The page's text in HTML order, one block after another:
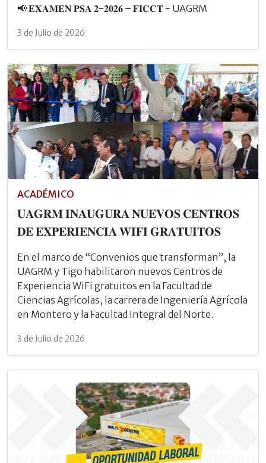
📢 𝐄𝐗𝐀𝐌𝐄𝐍 𝐏𝐒𝐀 𝟐-𝟐𝟎𝟐𝟔 – 𝐅𝐈𝐂𝐂𝐓 - UAGRM
3 de Julio de 2026
ACADÉMICO
𝐔𝐀𝐆𝐑𝐌 𝐈𝐍𝐀𝐔𝐆𝐔𝐑𝐀 𝐍𝐔𝐄𝐕𝐎𝐒 𝐂𝐄𝐍𝐓𝐑𝐎𝐒
𝐃𝐄 𝐄𝐗𝐏𝐄𝐑𝐈𝐄𝐍𝐂𝐈𝐀 𝐖𝐈𝐅𝐈 𝐆𝐑𝐀𝐓𝐔𝐈𝐓𝐎𝐒
En el marco de “Convenios que transforman”, la
UAGRM y Tigo habilitaron nuevos Centros de
Experiencia WiFi gratuitos en la Facultad de
Ciencias Agrícolas, la carrera de Ingeniería Agrícola
en Montero y la Facultad Integral del Norte.
3 de Julio de 2026